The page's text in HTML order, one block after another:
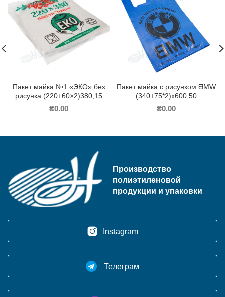
Пакет майка №1 «ЭКО» без
рисунка (220+60×2)380,15
₴0.00
Пакет майка с рисунком ᗺMW
(340+75*2)х600,50
₴0.00
Производство
полиэтиленовой
продукции и упаковки
Instagram
Телеграм